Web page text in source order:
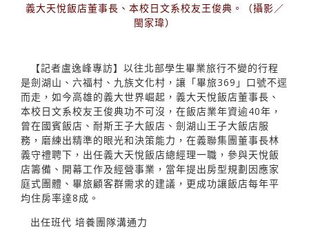
義大天悅飯店董事長、本校日文系校友王俊典。（攝影／
閩家瑋）
【記者盧逸峰專訪】以往北部學生畢業旅行不變的行程
是劍湖山、六福村、九族文化村，讓「畢旅369」口號不逕
而走，如今高雄的義大世界崛起，義大天悅飯店董事長、
本校日文系校友王俊典功不可沒，在飯店業年資逾40年，
曾在國賓飯店、耐斯王子大飯店、劍湖山王子大飯店服
務，磨練出精準的眼光和決策能力，在義聯集團董事長林
義守禮聘下，出任義大天悅飯店總經理一職，參與天悅飯
店籌備、開幕工作及經營事業，當年提出房型規劃因應家
庭式團體、畢旅顧客群需求的建議，更成功讓飯店每年平
均住房率達8成。
出任班代 培養團隊溝通力